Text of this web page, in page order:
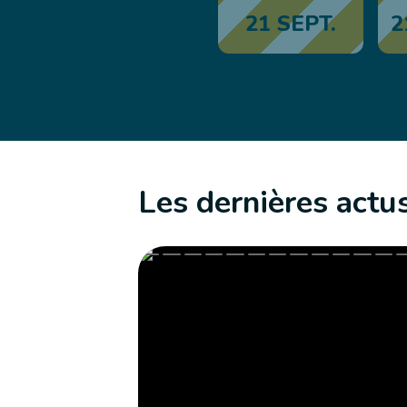
21 SEPT.
Les dernières